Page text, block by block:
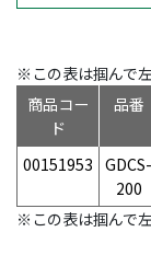
※この表は掴んで
商品コー
ド
品番
00151953 GDCS-
200
※この表は掴んで